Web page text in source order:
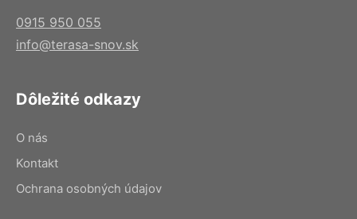
0915 950 055
info@terasa-snov.sk
Dôležité odkazy
O nás
Kontakt
Ochrana osobných údajov